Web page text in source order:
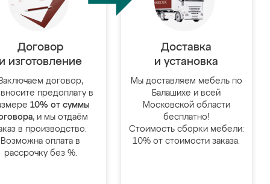
Договор
изготовление
договор,
предоплату в
10% от суммы
, и мы отдаём
в производство.
Возможна оплата в
рассрочку без %.
Доставка
и установка
Мы доставляем мебель по
Балашихе и всей
Московской области
бесплатно!
Стоимость сборки мебели:
10% от стоимости заказа.